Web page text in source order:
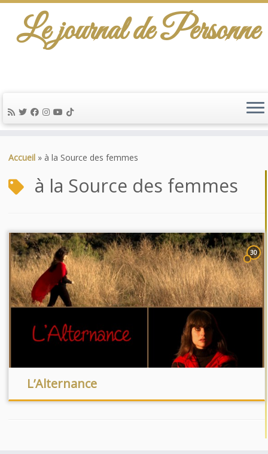
au
Le journal de Personne
Accueil » à la Source des femmes
à la Source des femmes
30
L’Alternance